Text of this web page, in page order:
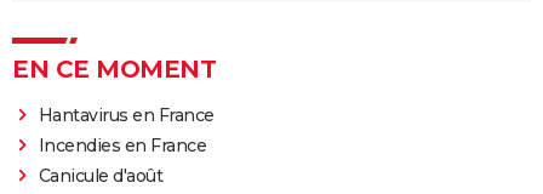
EN CE MOMENT
Hantavirus en France
Incendies en France
Canicule d'août